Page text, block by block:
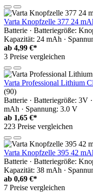
Varta Knopfzelle 377 24
Batterie · Batteriegröße:
Kapazität: 24 mAh ·
ab 4,99 €*
3 Preise vergleichen
Varta Professional Lithium
(90)
Batterie · Batteriegröße: 3V
mAh · Spannung: 3.0 V
ab 1,65 €*
223 Preise vergleichen
Varta Knopfzelle 395 42
Batterie · Batteriegröße:
Kapazität: 38 mAh ·
ab 0,69 €*
7 Preise vergleichen